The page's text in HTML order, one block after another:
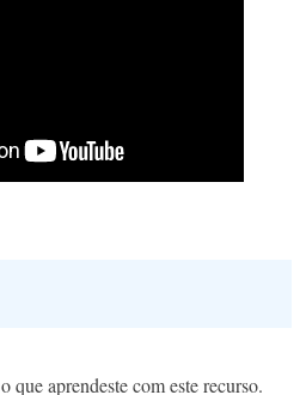
que aprendeste com este recurso.